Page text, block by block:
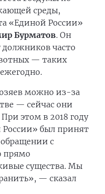
среды,
«Единой России»
Бурматов. Он
должников часто
— таких
можно из-за
— сейчас они
этом в 2018 году
был принят
с
прямо
существа. Мы
— сказал